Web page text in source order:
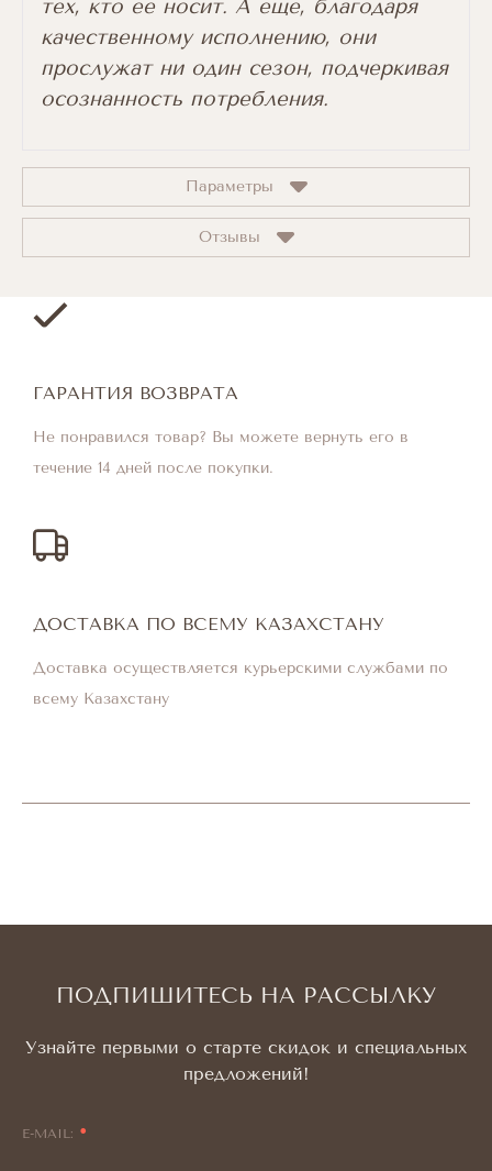
тех, кто ее носит. А еще, благодаря
качественному исполнению, они
прослужат ни один сезон, подчеркивая
осознанность потребления.
Параметры
Отзывы
ГАРАНТИЯ ВОЗВРАТА
Не понравился товар? Вы можете вернуть его в
течение 14 дней после покупки.
ДОСТАВКА ПО ВСЕМУ КАЗАХСТАНУ
Доставка осуществляется курьерскими службами по
всему Казахстану
ПОДПИШИТЕСЬ НА РАССЫЛКУ
Узнайте первыми о старте скидок и специальных
предложений!
E-MAIL: